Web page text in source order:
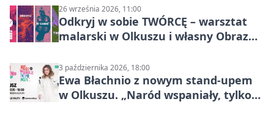
26 września 2026, 11:00
Odkryj w sobie TWÓRCĘ – warsztat
malarski w Olkuszu i własny Obraz
3 października 2026, 18:00
Ewa Błachnio z nowym stand-upem
w Olkuszu. „Naród wspaniały, tylko